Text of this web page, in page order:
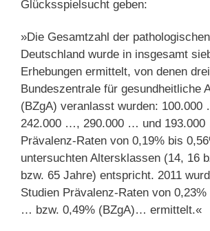
Glücksspielsucht geben:
»Die Gesamtzahl der
Deutschland wurde in insgesamt
Erhebungen ermittelt, von denen
Bundeszentrale für gesundheitliche
(BZgA) veranlasst wurden:
242.000 …, 290.000 … und
Prävalenz-Raten von 0,19% bis
untersuchten Altersklassen (14, 16
bzw. 65 Jahre) entspricht. 2011
Studien Prävalenz-Raten von
… bzw. 0,49% (BZgA)… ermittelt.«